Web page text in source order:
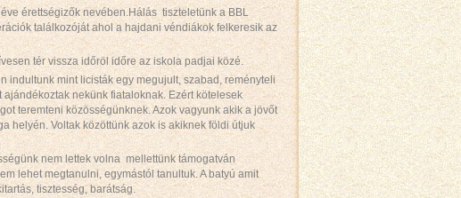
érettségizők nevében.Hálás tiszteletünk a BBL
találkozóját ahol a hajdani véndiákok felkeresik az
tér vissza időröl időre az iskola padjai közé.
indultunk mint licisták egy megujult, szabad, reményteli
nekünk fiataloknak. Ezért kötelesek
teremteni közösségünknek. Azok vagyunk akik a jövőt
helyén. Voltak közöttünk azok is akiknek földi útjuk
nem lettek volna mellettünk támogatván
lehet megtanulni, egymástól tanultuk. A batyú amit
tisztesség, barátság.